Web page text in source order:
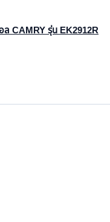
ล CAMRY รุ่น EK2912R